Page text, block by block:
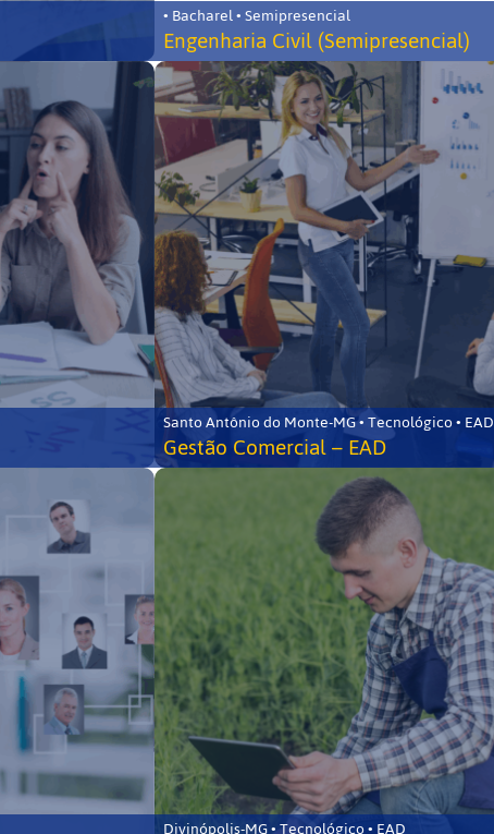
• Bacharel • Semipresencial
Engenharia Civil (Semipresencial)
Santo Antônio do Monte-MG • Tecnológico • EAD
Gestão Comercial – EAD